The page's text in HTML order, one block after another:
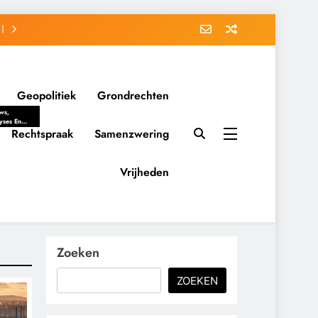
Geopolitiek Grondrechten
En
Politieke
Belangen
Rechtspraak Samenzwering
Vrijheden
Zoeken
ZOEKEN